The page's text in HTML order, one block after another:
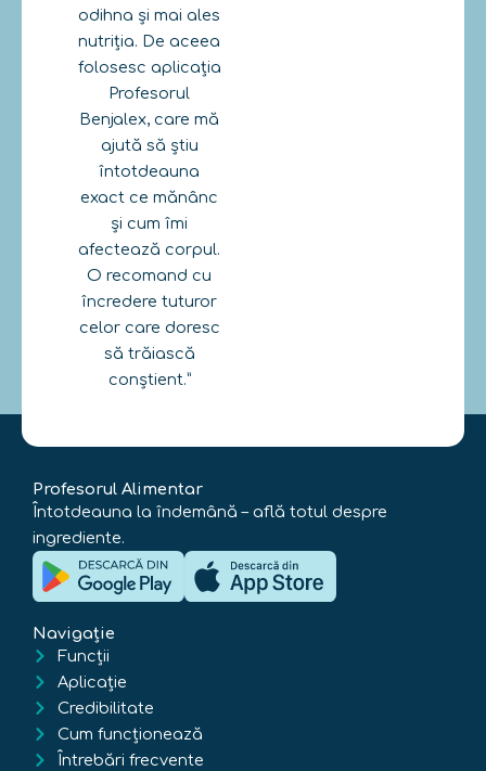
odihna și mai ales
nutriția. De aceea
folosesc aplicația
Profesorul
Benjalex, care mă
ajută să știu
întotdeauna
exact ce mănânc
și cum îmi
afectează corpul.
O recomand cu
încredere tuturor
celor care doresc
să trăiască
conștient.”
Profesorul Alimentar
Întotdeauna la îndemână – află totul despre
ingrediente.
Navigație
Funcții
Aplicație
Credibilitate
Cum funcționează
Întrebări frecvente